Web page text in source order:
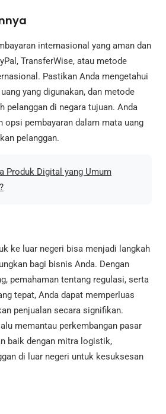
internasional yang aman dan
TransferWise, atau metode
Pastikan Anda mengetahui
yang digunakan, dan metode
pelanggan di negara tujuan. Anda
opsi pembayaran dalam mata uang
pelanggan.
Produk Digital yang Umum
ke luar negeri bisa menjadi langkah
bagi bisnis Anda. Dengan
pemahaman tentang regulasi, serta
tepat, Anda dapat memperluas
penjualan secara signifikan.
memantau perkembangan pasar
baik dengan mitra logistik,
di luar negeri untuk kesuksesan